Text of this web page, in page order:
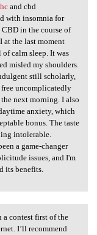
and cbd
with insomnia for
in the course of
at the last moment
calm sleep. It was
misled my shoulders.
still scholarly,
uncomplicatedly
next morning. I also
anxiety, which
bonus. The taste
intolerable.
a game-changer
issues, and I'm
its benefits.
in a
contest first of the
I’ll recommend